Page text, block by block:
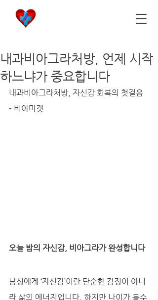
내과비아그라처방, 언제 시작
하느냐가 중요합니다
내과비아그라처방, 자신감 회복의 첫걸음
- 비아마켓
오늘 밤의 자신감, 비아그라가 완성합니다
남성에게 ‘자신감’이란 단순한 감정이 아니
라 삶의 에너지입니다. 하지만 나이가 들수